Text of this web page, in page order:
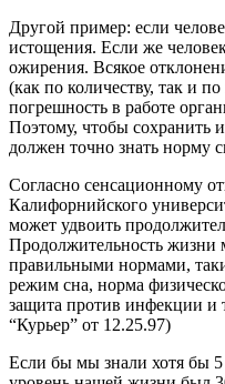
Другой пример: если
истощения. Если же
ожирения. Всякое
(как по количеству, так и
погрешность в работе
Поэтому, чтобы сохранить
должен точно знать норму
Согласно сенсационному
Калифорнийского
может удвоить
Продолжительность жизни
правильными нормами,
режим сна, норма
защита против инфекции и
“Курьер” от 12.25.97)
Если бы мы знали хотя бы